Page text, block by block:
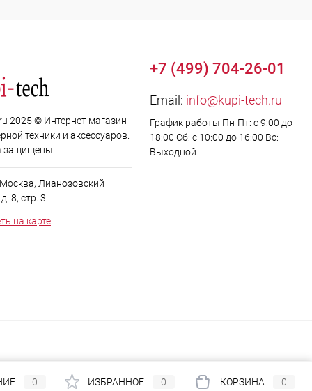
2025 © Интернет магазин
техники и аксессуаров.
защищены.
Лианозовский
8, стр. 3.
на карте
+7 (499) 704-26-01
Email: info@kupi-tech.ru
График работы Пн-Пт: с 9:00 до
18:00 Сб: с 10:00 до 16:00 Вс:
Выходной
0 ИЗБРАННОЕ 0 КОРЗИНА 0